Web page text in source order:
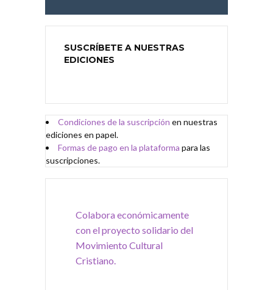
SUSCRÍBETE A NUESTRAS
EDICIONES
Condiciones dela suscripción en nuestras
ediciones en papel.
Formas de pago en la plataforma para las
suscripciones.
Colabora económicamente
con el proyecto solidario del
Movimiento Cultural
Cristiano.